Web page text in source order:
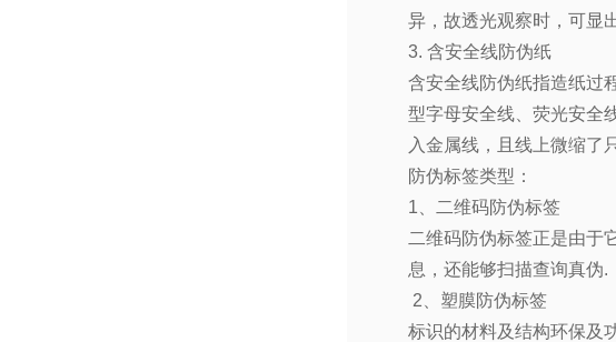
异，故透光观察时，可显
3. 含安全线防伪纸
含安全线防伪纸指造纸过
型字母安全线、荧光安全
入金属线，且线上微缩了
防伪标签类型：
1 、二维码防伪标签
二维码防伪标签正是由于
息，还能够扫描查询真伪.
2 、塑膜防伪标签
标识的材料及结构环保及